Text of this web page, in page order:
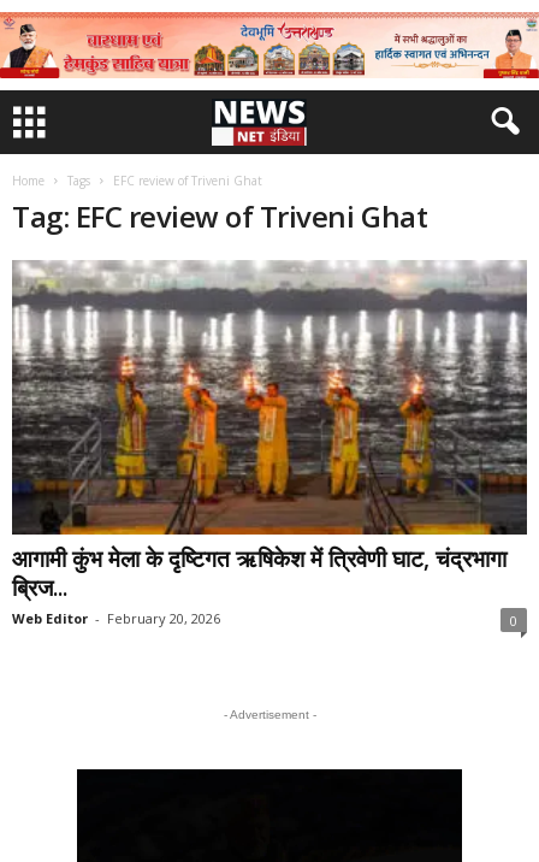
Home Tags EFC review of Triveni Ghat
Tag: EFC review of Triveni Ghat
आगामी कुंभ मेला के दृष्टिगत ऋषिकेश में त्रिवेणी घाट, चंद्रभागा
ब्रिज...
Web Editor - February 20, 2026 0
- Advertisement -